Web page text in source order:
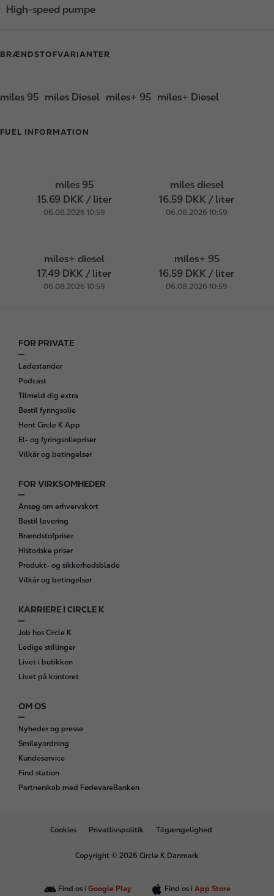
High-speed pumpe
BRÆNDSTOFVARIANTER
miles 95 miles Diesel miles+ 95 miles+ Diesel
FUEL INFORMATION
miles 95
15.69 DKK / liter
06.08.2026 10:59
miles diesel
16.59 DKK / liter
06.08.2026 10:59
miles+ diesel
17.49 DKK / liter
06.08.2026 10:59
miles+ 95
16.59 DKK / liter
06.08.2026 10:59
F
o
o
t
e
r
FOR PRIVATE
Ladestander
Podcast
Tilmeld dig extra
Bestil fyringsolie
Hent Circle K App
El- og fyringsoliepriser
Vilkår og betingelser
FOR VIRKSOMHEDER
Ansøg om erhvervskort
Bestil levering
Brændstofpriser
Historiske priser
Produkt- og sikkerhedsblade
Vilkår og betingelser
KARRIERE I CIRCLE K
Job hos Circle K
Ledige stillinger
Livet i butikken
Livet på kontoret
OM OS
Nyheder og presse
Smileyordning
Kundeservice
Find station
Partnerskab med FødevareBanken
B
Cookies Privatlivspolitik Tilgængelighed
Copyright © 2026 Circle K Danmark
Find os i Google Play Find os i App Store